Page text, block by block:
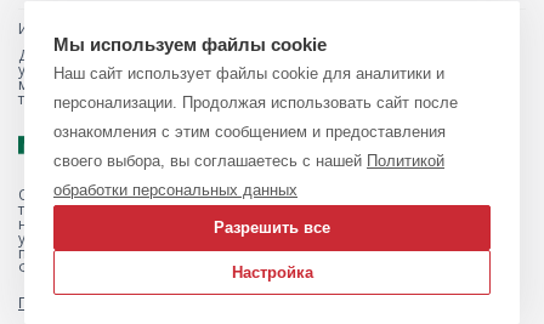
Информация на сайте не является публичной офертой.
Для получения подробной информации о наличии и стоимости
указанных товаров и (или) услуг, пожалуйста, обращайтесь к
менеджеру сайта с помощью специальной формы связи или по
телефону 8 (423) 201-25-05
Обращаем ваше внимание на то, что данный интернет-магазин, а
также вся информация о товарах и ценах, предоставленная на нём,
носит исключительно информационный характер и ни при каких
условиях не является публичной офертой, определяемой
положениями Статьи 437 Гражданского кодекса Российской
Федерации.
Политика обработки персональных данных
Мы используем файлы cookie
Наш сайт использует файлы cookie для аналитики и
персонализации. Продолжая использовать сайт после
ознакомления с этим сообщением и предоставления
своего выбора, вы соглашаетесь с нашей Политикой
обработки персональных данных
Разрешить все
Настройка